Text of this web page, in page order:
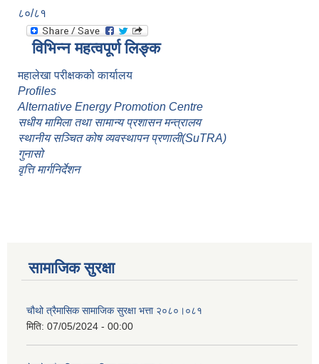
८०/८१
विभिन्न महत्वपूर्ण लिङ्क
महालेखा परीक्षकको कार्यालय
Profiles
Alternative Energy Promotion Centre
सधीय मामिला तथा सामान्य प्रशासन मन्त्रालय
स्थानीय सञ्चित कोष व्यवस्थापन प्रणाली(SuTRA)
गुनासो
वृत्ति मार्गनिर्देशन
सामाजिक सुरक्षा
चौथो त्रैमासिक सामाजिक सुरक्षा भत्ता २०८०।०८१
मिति: 07/05/2024 - 00:00